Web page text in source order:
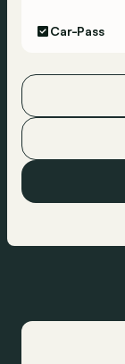
Car-Pass